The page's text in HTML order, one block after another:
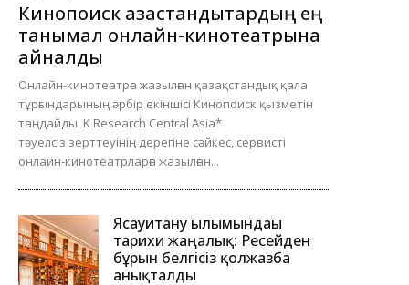
Кинопоиск қазақстандықтардың ең
танымал онлайн-кинотеатрына
айналды
Онлайн-кинотеатрға жазылған қазақстандық қала
тұрғындарының әрбір екіншісі Кинопоиск қызметін
таңдайды. K Research Central Asia*
тәуелсіз зерттеуінің дерегіне сәйкес, сервисті
онлайн-кинотеатрларға жазылған...
Ясауитану ғылымындағы
тарихи жаңалық: Ресейден
бұрын белгісіз қолжазба
анықталды